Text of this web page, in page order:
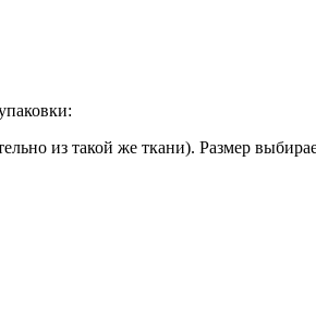
из такой же ткани). Размер